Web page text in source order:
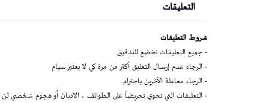
التعليقات
شروط التعليقات
- جميع التعليقات تخضع للتدقيق.
- الرجاء عدم إرسال التعليق أكثر من مرة كي لا يعتبر سبام
- الرجاء معاملة الآخرين باحترام.
- التعليقات التي تحوي تحريضاً على الطوائف ، الاديان أو هجوم شخصي